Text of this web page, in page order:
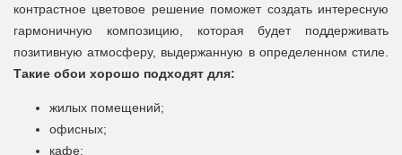
контрастное цветовое решение поможет создать интересную
гармоничную композицию, которая будет поддерживать
позитивную атмосферу, выдержанную в определенном стиле.
Такие обои хорошо подходят для:
жилых помещений;
офисных;
кафе;